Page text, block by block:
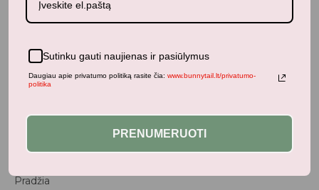
Aksesuarai
Apranga
Pažaiskime
Populiariausi
Vaiko Kambarys
Naujienos
Nuorodos
Pradžia
Sutinku gauti naujienas ir pasiūlymus
Daugiau apie privatumo politiką rasite čia: www.bunnytail.lt/privatumo-
politika
PRENUMERUOTI